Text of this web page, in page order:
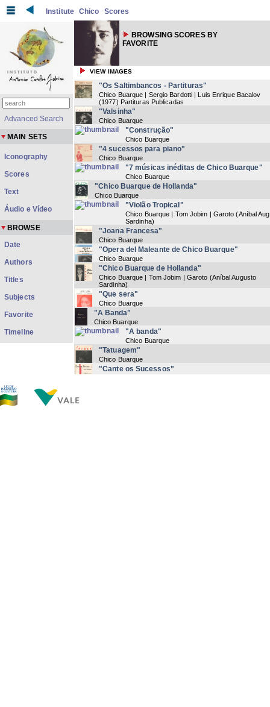
Institute Chico Scores
BROWSING SCORES BY
FAVORITE
VIEW IMAGES
"Os Saltimbancos - Partituras"
Chico Buarque | Sergio Bardotti | Luis Enrique Bacalov
(1977) Partituras Publicadas
"Valsinha"
Chico Buarque
"Construção"
Chico Buarque
"4 sucessos para piano"
Chico Buarque
"7 músicas inéditas de Chico Buarque"
Chico Buarque
"Chico Buarque de Hollanda"
Chico Buarque
"Violão Tropical"
Chico Buarque | Tom Jobim | Garoto (Aníbal
Sardinha)
"Joana Francesa"
Chico Buarque
"Opera del Maleante de Chico Buarque"
Chico Buarque
"Chico Buarque de Hollanda"
Chico Buarque | Tom Jobim | Garoto (Aníbal Augusto
Sardinha)
"Que sera"
Chico Buarque
"A Banda"
Chico Buarque
"A banda"
Chico Buarque
"Tatuagem"
Chico Buarque
"Cante os Sucessos"
Advanced Search
MAIN SETS
Iconography
Scores
Text
Áudio e Vídeo
BROWSE
Date
Authors
Titles
Subjects
Favorite
Timeline